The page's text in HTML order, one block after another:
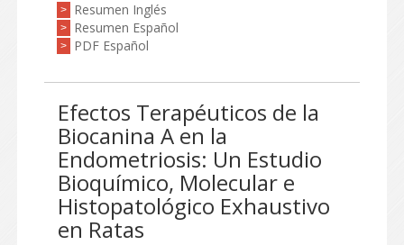
> Resumen Inglés
> Resumen Español
> PDF Español
Efectos Terapéuticos de la
Biocanina A en la
Endometriosis: Un Estudio
Bioquímico, Molecular e
Histopatológico Exhaustivo
en Ratas